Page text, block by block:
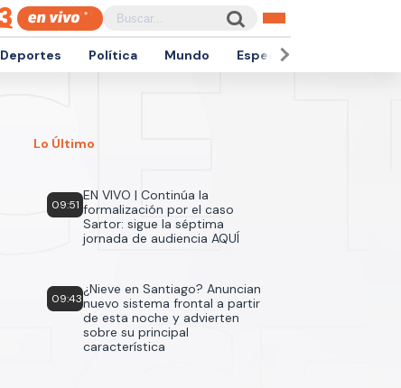
Deportes Política Mundo Espectáculos
Lo Último
09:51
EN VIVO | Continúa la
formalización por el caso
Sartor: sigue la séptima
jornada de audiencia AQUÍ
09:43
¿Nieve en Santiago? Anuncian
nuevo sistema frontal a partir
de esta noche y advierten
sobre su principal
característica